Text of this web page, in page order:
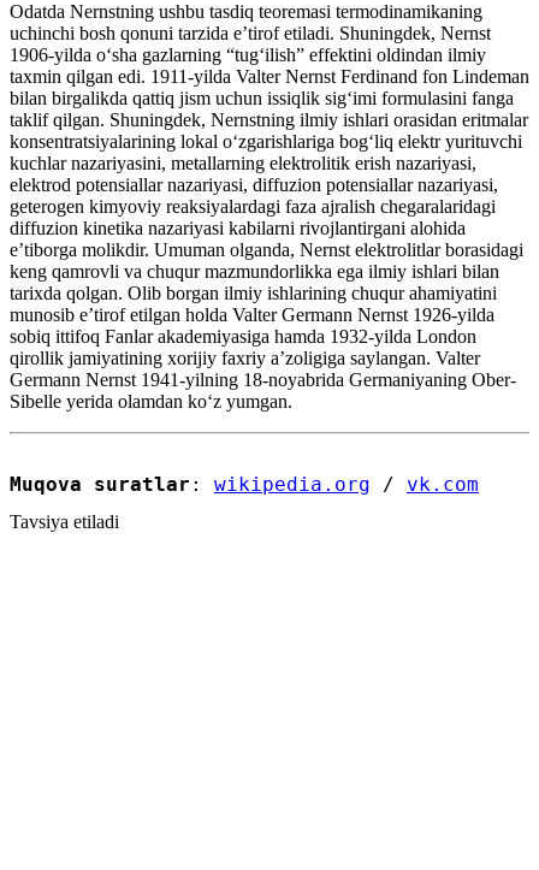
Odatda Nernstning ushbu tasdiq teoremasi termodinamikaning
uchinchi bosh qonuni tarzida eʼtirof etiladi. Shuningdek, Nernst
1906-yilda oʻsha gazlarning “tugʻilish” effektini oldindan ilmiy
taxmin qilgan edi. 1911-yilda Valter Nernst Ferdinand fon Lindeman
bilan birgalikda qattiq jism uchun issiqlik sigʻimi formulasini fanga
taklif qilgan. Shuningdek, Nernstning ilmiy ishlari orasidan eritmalar
konsentratsiyalarining lokal oʻzgarishlariga bogʻliq elektr yurituvchi
kuchlar nazariyasini, metallarning elektrolitik erish nazariyasi,
elektrod potensiallar nazariyasi, diffuzion potensiallar nazariyasi,
geterogen kimyoviy reaksiyalardagi faza ajralish chegaralaridagi
diffuzion kinetika nazariyasi kabilarni rivojlantirgani alohida
eʼtiborga molikdir. Umuman olganda, Nernst elektrolitlar borasidagi
keng qamrovli va chuqur mazmundorlikka ega ilmiy ishlari bilan
tarixda qolgan. Olib borgan ilmiy ishlarining chuqur ahamiyatini
munosib eʼtirof etilgan holda Valter Germann Nernst 1926-yilda
sobiq ittifoq Fanlar akademiyasiga hamda 1932-yilda London
qirollik jamiyatining xorijiy faxriy aʼzoligiga saylangan. Valter
Germann Nernst 1941-yilning 18-noyabrida Germaniyaning Ober-
Sibelle yerida olamdan koʻz yumgan.
Muqova suratlar : wikipedia.org / vk.com
Tavsiya etiladi